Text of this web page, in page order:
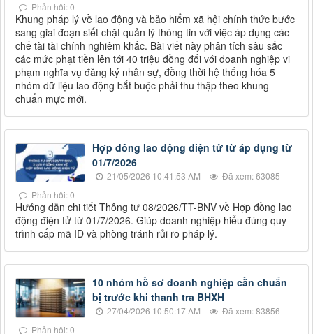
Phản hồi: 0
Khung pháp lý về lao động và bảo hiểm xã hội chính thức bước
sang giai đoạn siết chặt quản lý thông tin với việc áp dụng các
chế tài tài chính nghiêm khắc. Bài viết này phân tích sâu sắc
các mức phạt tiền lên tới 40 triệu đồng đối với doanh nghiệp vi
phạm nghĩa vụ đăng ký nhân sự, đồng thời hệ thống hóa 5
nhóm dữ liệu lao động bắt buộc phải thu thập theo khung
chuẩn mực mới.
Hợp đồng lao động điện tử từ áp dụng từ
01/7/2026
21/05/2026 10:41:53 AM
Đã xem: 63085
Phản hồi: 0
Hướng dẫn chi tiết Thông tư 08/2026/TT-BNV về Hợp đồng lao
động điện tử từ 01/7/2026. Giúp doanh nghiệp hiểu đúng quy
trình cấp mã ID và phòng tránh rủi ro pháp lý.
10 nhóm hồ sơ doanh nghiệp cần chuẩn
bị trước khi thanh tra BHXH
27/04/2026 10:50:17 AM
Đã xem: 83856
Phản hồi: 0